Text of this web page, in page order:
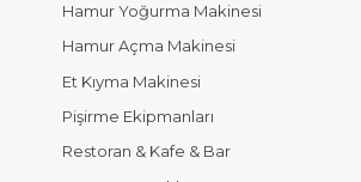
Hamur Yoğurma Makinesi
Hamur Açma Makinesi
Et Kıyma Makinesi
Pişirme Ekipmanları
Restoran & Kafe & Bar